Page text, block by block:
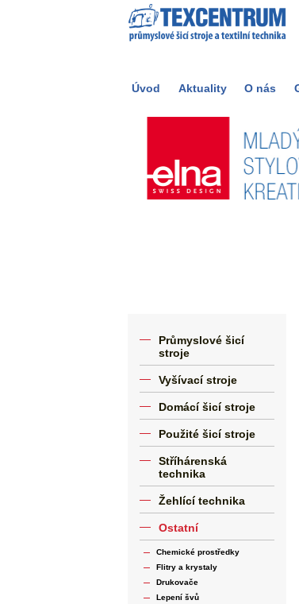
Úvod Aktuality O nás
Průmyslové šicí
stroje
Vyšívací stroje
Domácí šicí stroje
Použité šicí stroje
Stříhárenská
technika
Žehlící technika
Ostatní
Chemické prostředky
Flitry a krystaly
Drukovače
Lepení švů